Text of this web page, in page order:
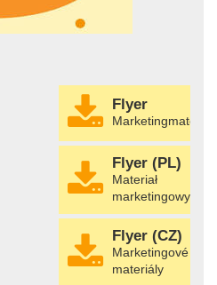
Flyer
Marketingmaterial
Flyer (PL)
Materiał
marketingowy
Flyer (CZ)
Marketingové
materiály